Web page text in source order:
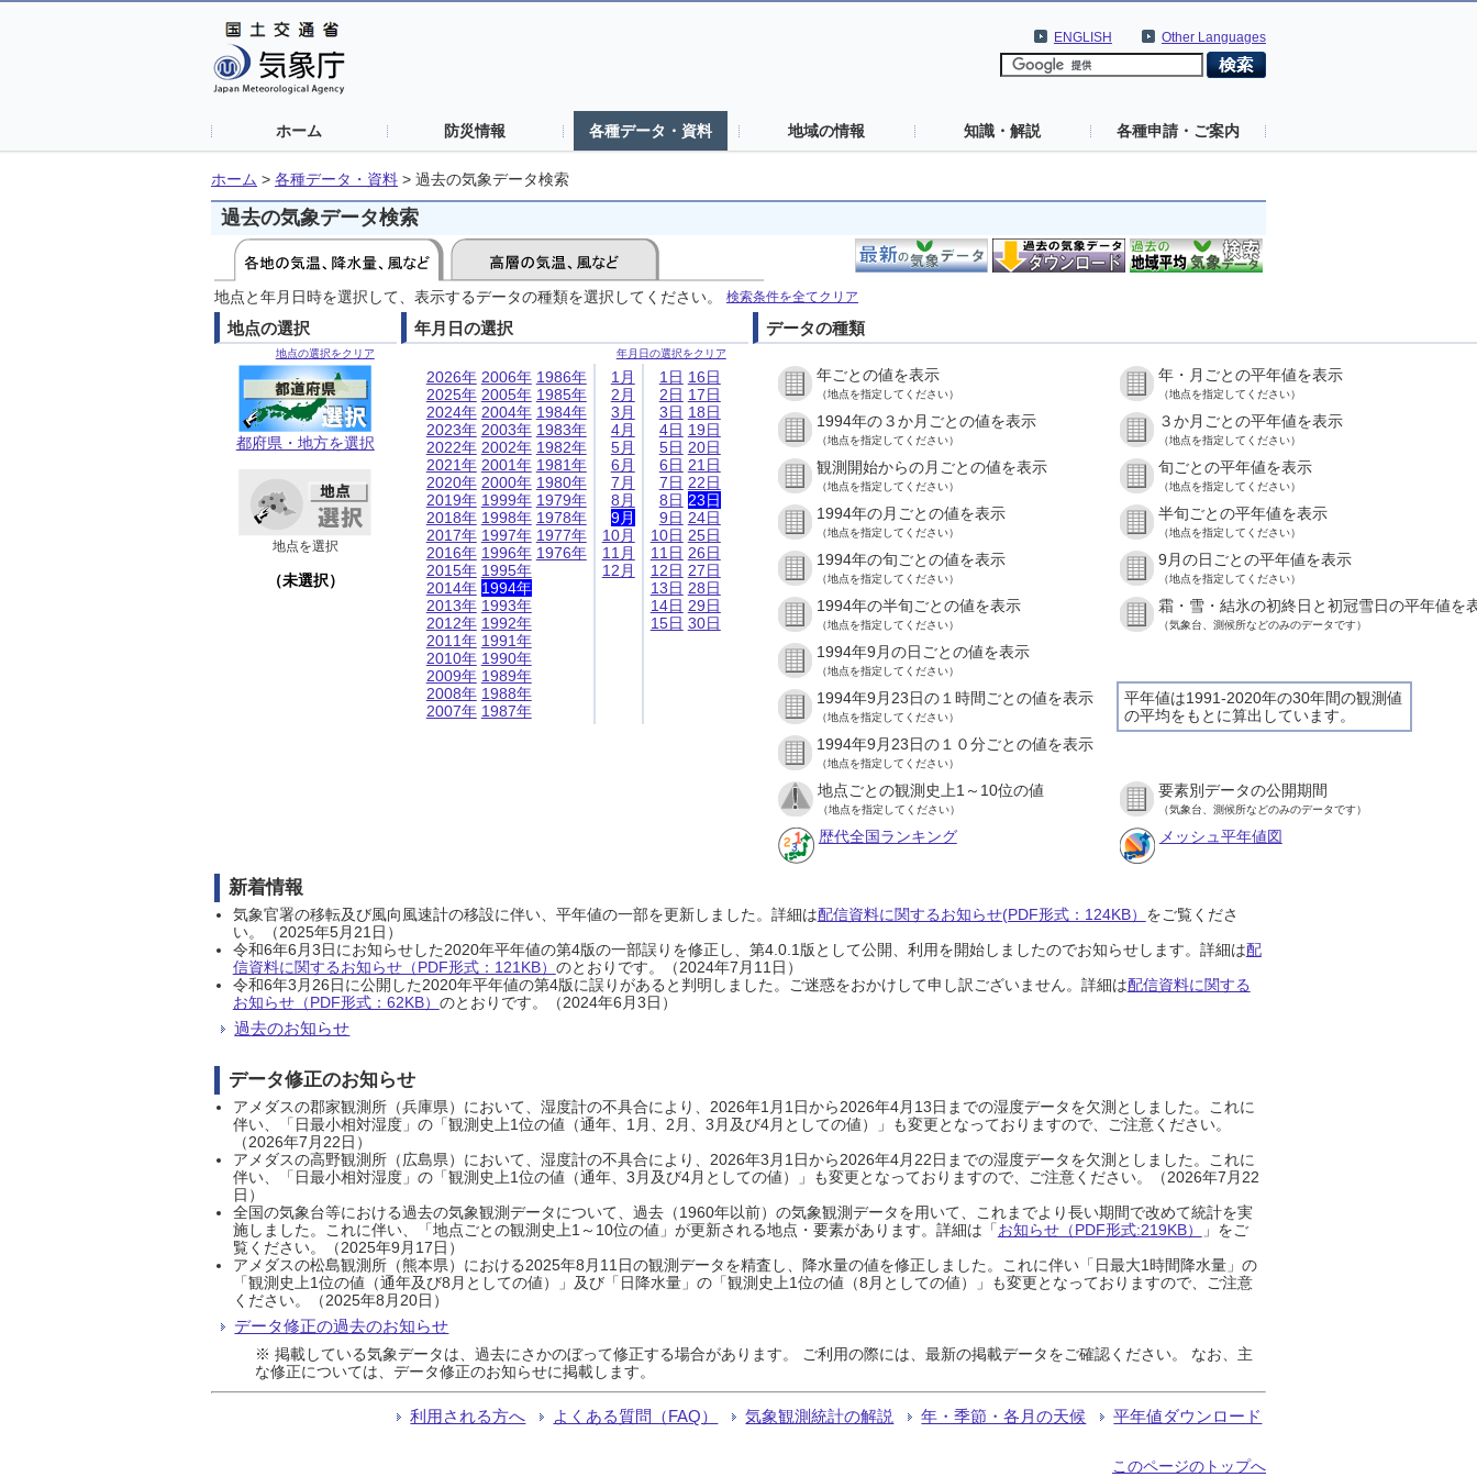
Other Languages
ENGLISH
ホーム 防災情報 各種データ・資料 地域の情報 知識・解説 各種申請・ご案内
ホーム > 各種データ・資料 > 過去の気象データ検索
過去の気象データ検索
地点と年月日時を選択して、表示するデータの種類を選択してください。 検索条件を全てクリア
地点の選択
地点の選択をクリア
都府県・地方を選択
地点を選択
（未選択）
年月日の選択
年月日の選択をクリア
2026年
2025年
2024年
2023年
2022年
2021年
2020年
2019年
2018年
2017年
2016年
2015年
2014年
2013年
2012年
2011年
2010年
2009年
2008年
2007年
2006年
2005年
2004年
2003年
2002年
2001年
2000年
1999年
1998年
1997年
1996年
1995年
1994年
1993年
1992年
1991年
1990年
1989年
1988年
1987年
1986年
1985年
1984年
1983年
1982年
1981年
1980年
1979年
1978年
1977年
1976年
1月
2月
3月
4月
5月
6月
7月
8月
9月
10月
11月
12月
1日
2日
3日
4日
5日
6日
7日
8日
9日
10日
11日
12日
13日
14日
15日
16日
17日
18日
19日
20日
21日
22日
23日
24日
25日
26日
27日
28日
29日
30日
データの種類
年ごとの値を表示
（地点を指定してください）
年・月ごとの平年値を表示
（地点を指定してください）
1994年の３か月ごとの値を表示
（地点を指定してください）
３か月ごとの平年値を表示
（地点を指定してください）
観測開始からの月ごとの値を表示
（地点を指定してください）
旬ごとの平年値を表示
（地点を指定してください）
1994年の月ごとの値を表示
（地点を指定してください）
半旬ごとの平年値を表示
（地点を指定してください）
1994年の旬ごとの値を表示
（地点を指定してください）
9月の日ごとの平年値を表示
（地点を指定してください）
1994年の半旬ごとの値を表示
（地点を指定してください）
霜・雪・結氷の初終日と初冠雪日の平年値を
（気象台、測候所などのみのデータです）
1994年9月の日ごとの値を表示
（地点を指定してください）
平年値は1991-2020年の30年間の観測値
の平均をもとに算出しています。
1994年9月23日の１時間ごとの値を表示
（地点を指定してください）
1994年9月23日の１０分ごとの値を表示
（地点を指定してください）
地点ごとの観測史上1～10位の値
（地点を指定してください）
要素別データの公開期間
（気象台、測候所などのみのデータです）
歴代全国ランキング メッシュ平年値図
新着情報
気象官署の移転及び風向風速計の移設に伴い、平年値の一部を更新しました。詳細は配信資料に関するお知らせ(PDF形式：124KB） をご覧くださ
い。（2025年5月21日）
令和6年6月3日にお知らせした2020年平年値の第4版の一部誤りを修正し、第4.0.1版として公開、利用を開始しましたのでお知らせします。詳細は配
信資料に関するお知らせ（PDF形式：121KB） のとおりです。（2024年7月11日）
令和6年3月26日に公開した2020年平年値の第4版に誤りがあると判明しました。ご迷惑をおかけして申し訳ございません。詳細は配信資料に関する
お知らせ（PDF形式：62KB） のとおりです。（2024年6月3日）
過去のお知らせ
データ修正のお知らせ
アメダスの郡家観測所（兵庫県）において、湿度計の不具合により、2026年1月1日から2026年4月13日までの湿度データを欠測としました。これに
伴い、「日最小相対湿度」の「観測史上1位の値（通年、1月、2月、3月及び4月としての値）」も変更となっておりますので、ご注意ください。
（2026年7月22日）
アメダスの高野観測所（広島県）において、湿度計の不具合により、2026年3月1日から2026年4月22日までの湿度データを欠測としました。これに
伴い、「日最小相対湿度」の「観測史上1位の値（通年、3月及び4月としての値）」も変更となっておりますので、ご注意ください。（2026年7月22
日）
全国の気象台等における過去の気象観測データについて、過去（1960年以前）の気象観測データを用いて、これまでより長い期間で改めて統計を実
施しました。これに伴い、「地点ごとの観測史上1～10位の値」が更新される地点・要素があります。詳細は「お知らせ（PDF形式:219KB）
」をご
覧ください。（2025年9月17日）
アメダスの松島観測所（熊本県）における2025年8月11日の観測データを精査し、降水量の値を修正しました。これに伴い「日最大1時間降水量」の
「観測史上1位の値（通年及び8月としての値）」及び「日降水量」の「観測史上1位の値（8月としての値）」も変更となっておりますので、ご注意
ください。（2025年8月20日）
データ修正の過去のお知らせ
※ 掲載している気象データは、過去にさかのぼって修正する場合があります。 ご利用の際には、最新の掲載データをご確認ください。 なお、主
な修正については、データ修正のお知らせに掲載します。
利用される方へ よくある質問（FAQ） 気象観測統計の解説 年・季節・各月の天候 平年値ダウンロード
このページのトップへ